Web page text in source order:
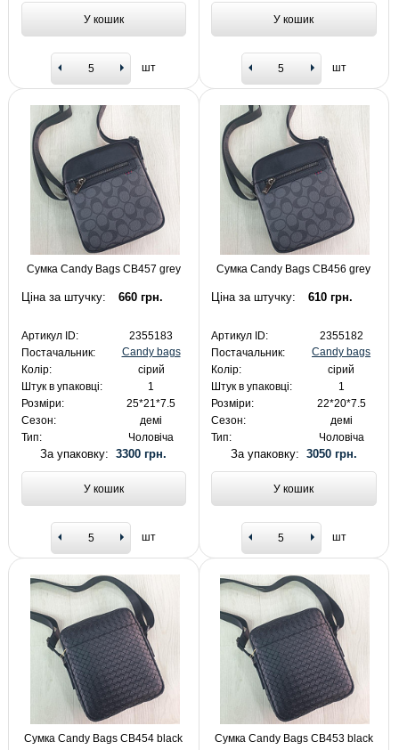
У кошик
шт
У кошик
шт
Сумка Candy Bags CB457 grey
Ціна за штучку: 660 грн.
Артикул ID:
2355183
Постачальник:
Candy bags
Колір:
сірий
Штук в упаковці:
1
Розміри:
25*21*7.5
Сезон:
демі
Тип:
Чоловіча
За упаковку:3300 грн.
У кошик
шт
Сумка Candy Bags CB456 grey
Ціна за штучку: 610 грн.
Артикул ID:
2355182
Постачальник:
Candy bags
Колір:
сірий
Штук в упаковці:
1
Розміри:
22*20*7.5
Сезон:
демі
Тип:
Чоловіча
За упаковку: 3050 грн.
У кошик
шт
Сумка Candy Bags CB454 black Сумка Candy Bags CB453 black